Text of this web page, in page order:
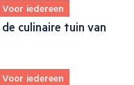
Voor iedereen
culinaire tuin van
Voor iedereen